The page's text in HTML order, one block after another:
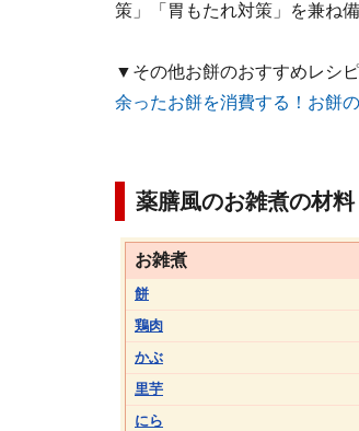
策」「胃もたれ対策」を兼ね
▼その他お餅のおすすめレシ
余ったお餅を消費する！お餅
薬膳風のお雑煮の材料
お雑煮
餅
鶏肉
かぶ
里芋
にら